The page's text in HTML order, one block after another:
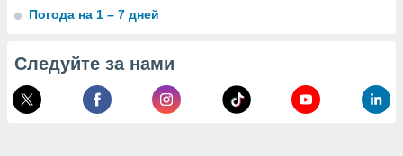
помощью
из
Погода на 1 – 7 дней
Следуйте за нами